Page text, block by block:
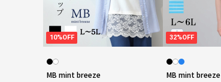
10%OFF
MB mint breeze
32%OFF
MB mint breeze